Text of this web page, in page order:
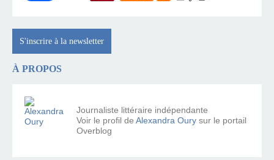
S'inscrire à la newsletter
À PROPOS
Journaliste littéraire indépendante
Voir le profil de Alexandra Oury sur le portail
Overblog